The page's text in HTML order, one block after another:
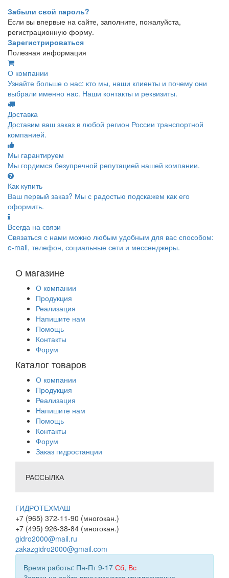
Забыли свой пароль?
Если вы впервые на сайте, заполните, пожалуйста,
регистрационную форму.
Зарегистрироваться
Полезная информация
О компании
Узнайте больше о нас: кто мы, наши клиенты и почему они
выбрали именно нас. Наши контакты и реквизиты.
Доставка
Доставим ваш заказ в любой регион России транспортной
компанией.
Мы гарантируем
Мы гордимся безупречной репутацией нашей компании.
Как купить
Ваш первый заказ? Мы с радостью подскажем как его
оформить.
Всегда на связи
Связаться с нами можно любым удобным для вас способом:
e-mail, телефон, социальные сети и мессенджеры.
О магазине
О компании
Продукция
Реализация
Напишите нам
Помощь
Контакты
Форум
Каталог товаров
О компании
Продукция
Реализация
Напишите нам
Помощь
Контакты
Форум
Заказ гидростанции
РАССЫЛКА
ГИДРОТЕХМАШ
+7 (965) 372-11-90 (многокан.)
+7 (495) 926-38-84 (многокан.)
gidro2000@mail.ru
zakazgidro2000@gmail.com
Время работы: Пн-Пт 9-17 Сб, Вс